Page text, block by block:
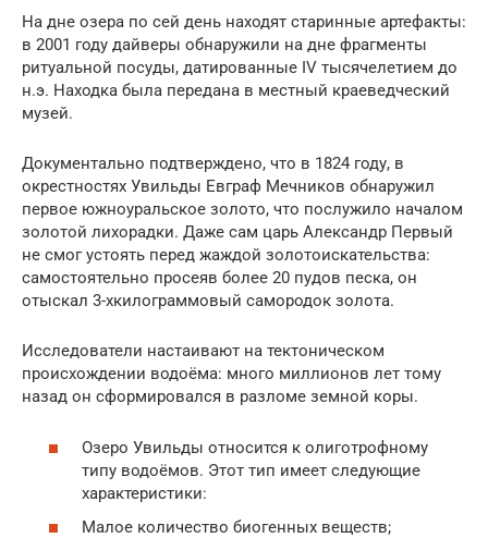
На дне озера по сей день находят старинные артефакты:
в 2001 году дайверы обнаружили на дне фрагменты
ритуальной посуды, датированные IV тысячелетием до
н.э. Находка была передана в местный краеведческий
музей.
Документально подтверждено, что в 1824 году, в
окрестностях Увильды Евграф Мечников обнаружил
первое южноуральское золото, что послужило началом
золотой лихорадки. Даже сам царь Александр Первый
не смог устоять перед жаждой золотоискательства:
самостоятельно просеяв более 20 пудов песка, он
отыскал 3-хкилограммовый самородок золота.
Исследователи настаивают на тектоническом
происхождении водоёма: много миллионов лет тому
назад он сформировался в разломе земной коры.
Озеро Увильды относится к олиготрофному
типу водоёмов. Этот тип имеет следующие
характеристики:
Малое количество биогенных веществ;